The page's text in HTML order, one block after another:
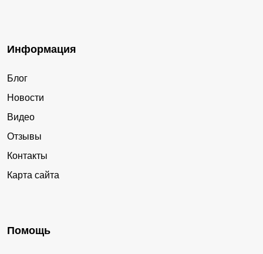
Информация
Блог
Новости
Видео
Отзывы
Контакты
Карта сайта
Помощь